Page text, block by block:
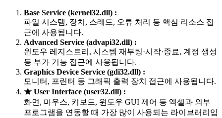
Base Service (kernel32.dll) :
파일 시스템, 장치, 스레드, 오류 처리 등 핵심 리소스 접
근에 사용됩니다.
Advanced Service (advapi32.dll) :
윈도우 레지스트리, 시스템 재부팅·시작·종료, 계정 생성
등 부가 기능 접근에 사용됩니다.
Graphics Device Service (gdi32.dll) :
모니터, 프린터 등 그래픽 출력 장치 접근에 사용됩니다.
★ User Interface (user32.dll) :
화면, 마우스, 키보드, 윈도우 GUI 제어 등 엑셀과 외부
프로그램을 연동할 때 가장 많이 사용되는 라이브러리입